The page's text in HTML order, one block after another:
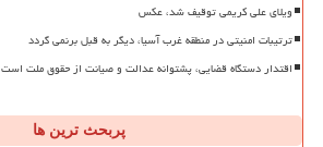
ویلای علی کریمی توقیف شد، عکس
ترتیبات امنیتی در منطقه غرب آسیا، دیگر به قبل برنمی گردد
اقتدار دستگاه قضایی، پشتوانه عدالت و صیانت از حقوق ملت است
پربحث ترین ها